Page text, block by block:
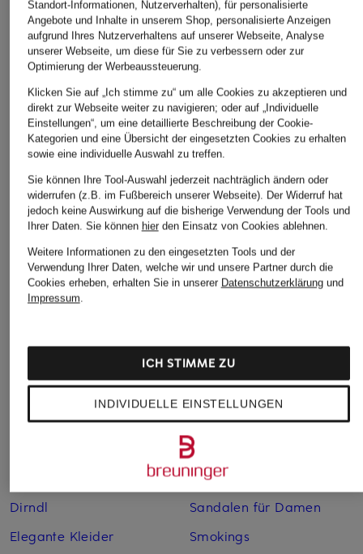
Cordhose
CHF 149
Marlenehose
CHF 359
Weitere Kategorien
Abendkleider
Anzüge für Herren
Boleros für Damen
Brautschuhe
Cowboy Boots für Damen
Dirndl
Elegante Kleider
Kleider
Leinenhosen für Herren
Leinenkleider
Maxikleider
Regenmäntel für Damen
Sakkos
Sandalen für Damen
Smokings
Standort-Informationen, Nutzerverhalten), für personalisierte
Angebote und Inhalte in unserem Shop, personalisierte Anzeigen
aufgrund Ihres Nutzerverhaltens auf unserer Webseite, Analyse
unserer Webseite, um diese für Sie zu verbessern oder zur
Optimierung der Werbeaussteuerung.
Klicken Sie auf „Ich stimme zu“ um alle Cookies zu akzeptieren und
direkt zur Webseite weiter zu navigieren; oder auf „Individuelle
Einstellungen“, um eine detaillierte Beschreibung der Cookie-
Kategorien und eine Übersicht der eingesetzten Cookies zu erhalten
sowie eine individuelle Auswahl zu treffen.
Sie können Ihre Tool-Auswahl jederzeit nachträglich ändern oder
widerrufen (z.B. im Fußbereich unserer Webseite). Der Widerruf hat
jedoch keine Auswirkung auf die bisherige Verwendung der Tools und
Ihrer Daten. Sie können hierden Einsatz von Cookies ablehnen.
Weitere Informationen zu den eingesetzten Tools und der
Verwendung Ihrer Daten, welche wir und unsere Partner durch die
Cookies erheben, erhalten Sie in unserer Datenschutzerklärungund
Impressum.
INDIVIDUELLE EINSTELLUNGEN
ICH STIMME ZU